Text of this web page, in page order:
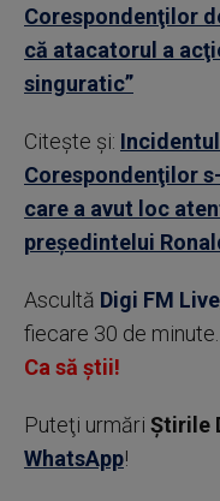
Corespondenţilor
că atacatorul a
singuratic”
Citește și:
Corespondenţilor
care a avut loc
preşedintelui
Ascultă Digi FM Live
fiecare 30 de minute.
Ca să știi!
Puteţi urmări Știrile
WhatsApp!